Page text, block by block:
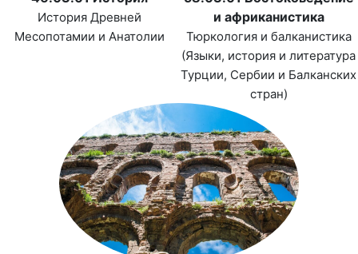
История Древней
Месопотамии и Анатолии
и африканистика
Тюркология и балканистика
(Языки, история и литература
Турции, Сербии и Балканских
стран)